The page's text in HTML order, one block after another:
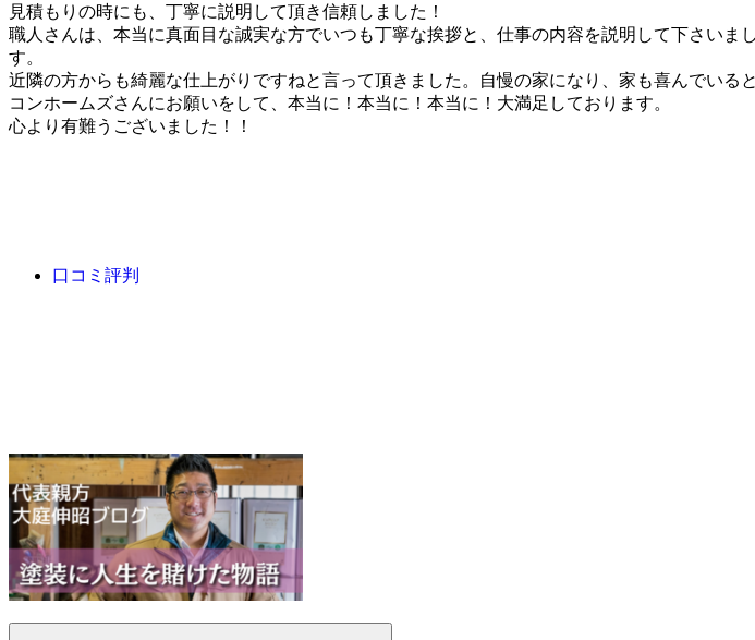
見積もりの時にも、丁寧に説明して頂き信頼しました！
職人さんは、本当に真面目な誠実な方でいつも丁寧な挨拶と、仕事の内容を説明して下さい
す。
近隣の方からも綺麗な仕上がりですねと言って頂きました。自慢の家になり、家も喜んでいると
コンホームズさんにお願いをして、本当に！本当に！本当に！大満足しております。
心より有難うございました！！
口コミ評判